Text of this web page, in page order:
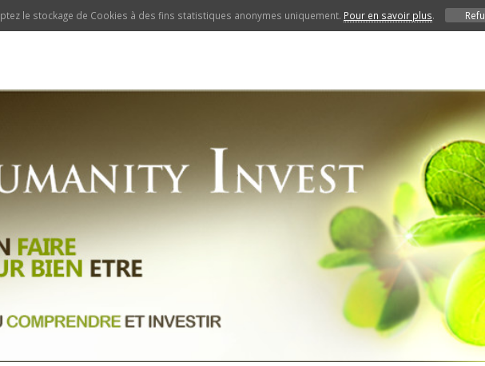
le stockage de Cookies à des fins statistiques anonymes uniquement. Pour en savoir plus.